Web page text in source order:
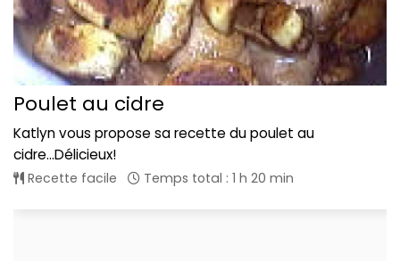
Poulet au cidre
Katlyn vous propose sa recette du poulet au
cidre...Délicieux!
Recette facile Temps total : 1 h 20 min